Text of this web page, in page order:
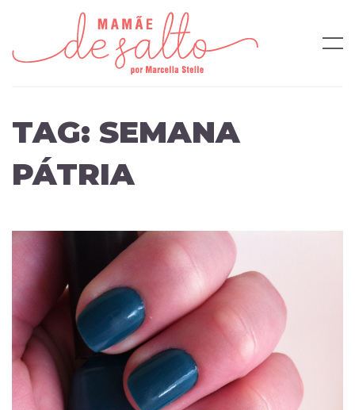
TAG: SEMANA
PÁTRIA